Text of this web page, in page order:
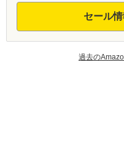
セール
過去の